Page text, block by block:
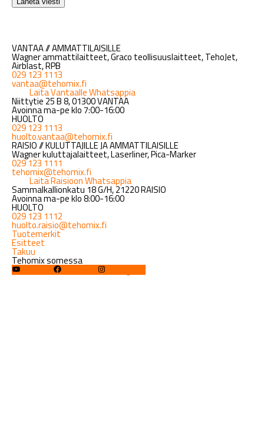
VANTAA // AMMATTILAISILLE
Wagner ammattilaitteet, Graco teollisuuslaitteet, TehoJet,
Airblast, RPB
029 123 1113
vantaa@tehomix.fi
Laita Vantaalle Whatsappia
Niittytie 25 B 8, 01300 VANTAA
Avoinna ma-pe klo 7:00-16:00
HUOLTO
029 123 1113
huolto.vantaa@tehomix.fi
RAISIO // KULUTTAJILLE JA AMMATTILAISILLE
Wagner kuluttajalaitteet, Laserliner, Pica-Marker
029 123 1111
tehomix@tehomix.fi
Laita Raisioon Whatsappia
Sammalkallionkatu 18 G/H, 21220 RAISIO
Avoinna ma-pe klo 8:00-16:00
HUOLTO
029 123 1112
huolto.raisio@tehomix.fi
Tuotemerkit
Esitteet
Takuu
Tehomix somessa